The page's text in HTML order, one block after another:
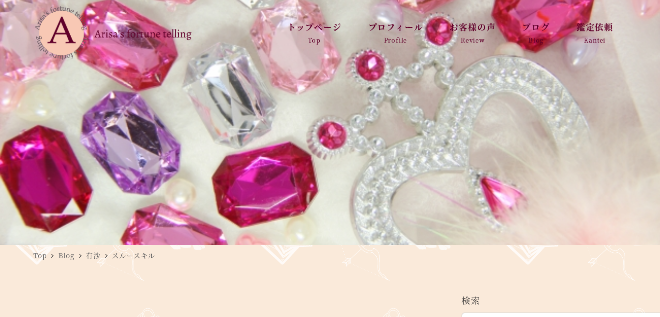
トップページ
Top
プロフィール
Profile
お客様の声
Review
ブログ
Blog
鑑定依頼
Kantei
Top Blog 有沙 スルースキル
検索